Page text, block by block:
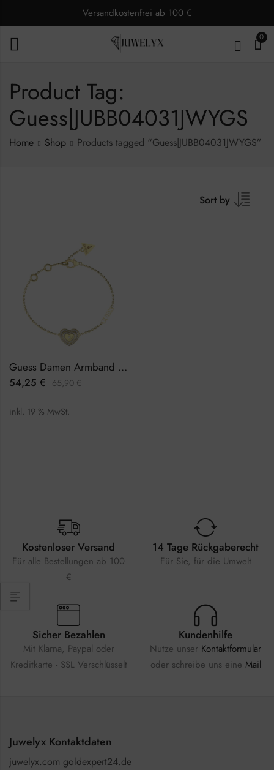
Versandkostenfrei ab 100 €
0
Product Tag:
Guess|JUBB04031JWYGS
Home Shop Products tagged “Guess|JUBB04031JWYGS”
Sort by
Guess Damen Armband JUBB04031JWYGS
54,25 € 65,90€
inkl. 19 % MwSt.
Kostenloser Versand
Für alle Bestellungen ab 100
€
14 Tage Rückgaberecht
Für Sie, für die Umwelt
Sicher Bezahlen
Mit Klarna, Paypal oder
Kreditkarte - SSL Verschlüsselt
Kundenhilfe
Nutze unser Kontaktformular
oder schreibe uns eine Mail
Juwelyx Kontaktdaten
juwelyx.com goldexpert24.de